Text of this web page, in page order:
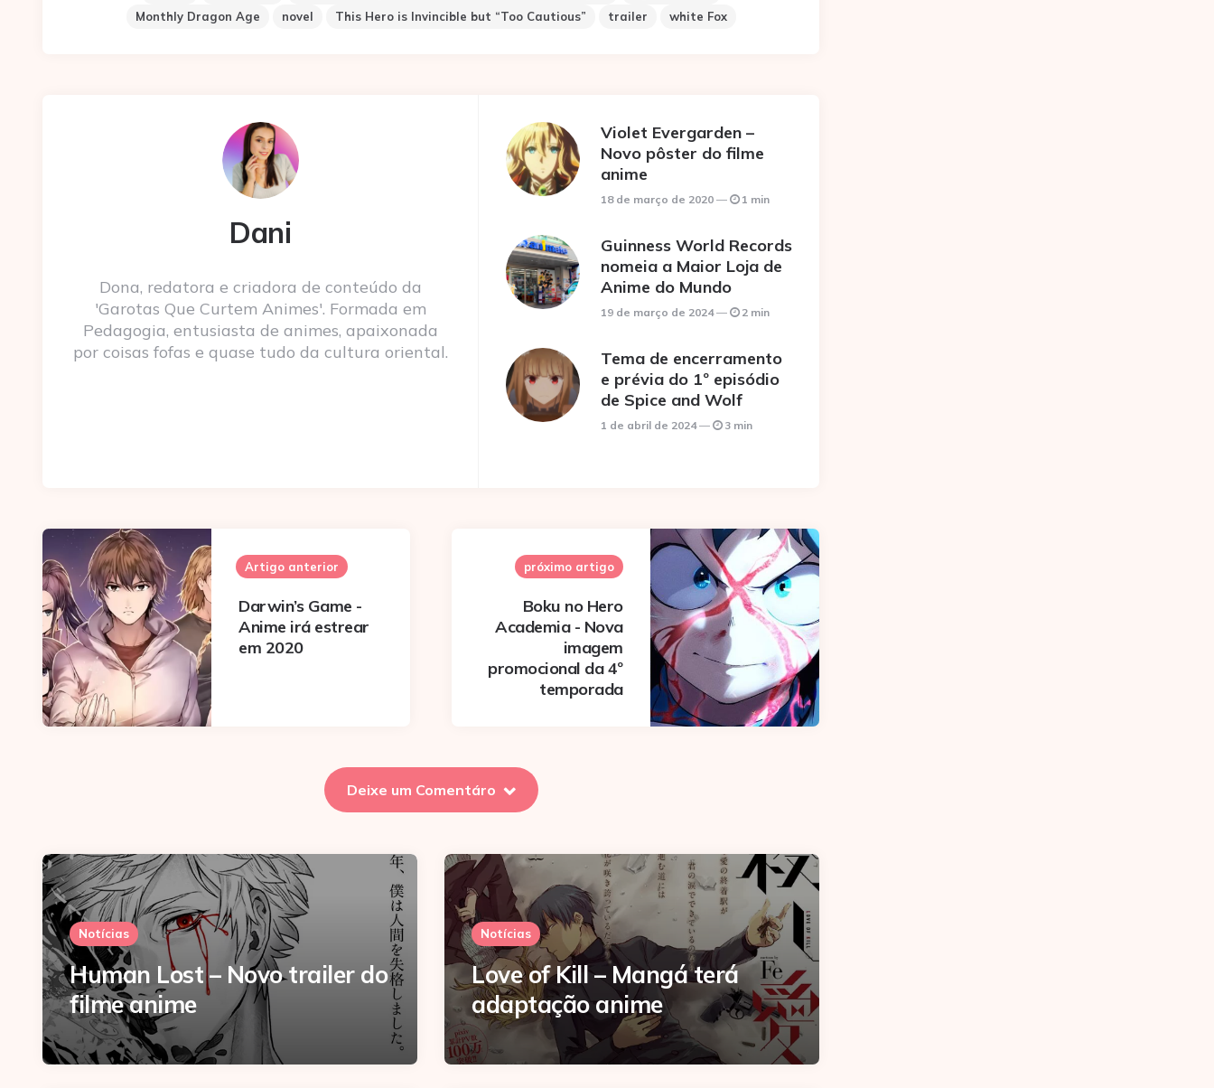
Monthly Dragon Age
novel This Hero is Invincible but “Too Cautious” trailer white Fox
Dani
Dona, redatora e criadora de conteúdo da
'Garotas Que Curtem Animes'. Formada em
Pedagogia, entusiasta de animes, apaixonada
por coisas fofas e quase tudo da cultura oriental.
Violet Evergarden –
Novo pôster do filme
anime
18 de março de 2020 1 min
Guinness World Records
nomeia a Maior Loja de
Anime do Mundo
19 de março de 2024 2 min
Tema de encerramento
e prévia do 1º episódio
de Spice and Wolf
1 de abril de 2024 3 min
Post
navigation
Artigo anterior
Darwin’s Game -
Anime irá estrear
em 2020
próximo artigo
Boku no Hero
Academia - Nova
imagem
promocional da 4º
temporada
Deixe um Comentáro
Notícias
Human Lost – Novo trailer do
filme anime
Notícias
Love of Kill – Mangá terá
adaptação anime